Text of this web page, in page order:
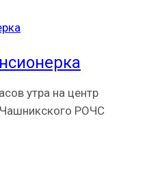
утра на центр
Чашникского РОЧС